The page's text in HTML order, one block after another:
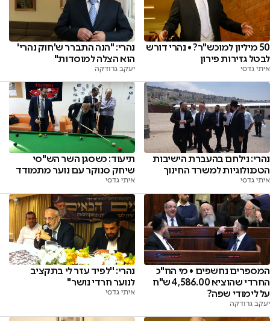
50 מיליון למוכש"ר? • נהרי דורש
לבטל גזירות פירון
איתי גדסי
נהרי: "הנה התברר ש'חוק נהרי'
הוא הצלה למוסדות"
יעקב גרודקה
נהרי: נילחם בהעברת הישיבות
הטכנולוגיות למשרד החינוך
איתי גדסי
תיעוד: כשסגן השר הש"סי
שיחק סנוקר עם נוער מתמודד
איתי גדסי
המספרים נחשפים • מי הח"כ
החרדי שהוציא 4,586.00 ש"ח
על לימודי שפה?
יעקב גרודקה
נהרי: ''לפיד עזר לי בתקציב
לנוער חרדי נושר''
איתי גדסי